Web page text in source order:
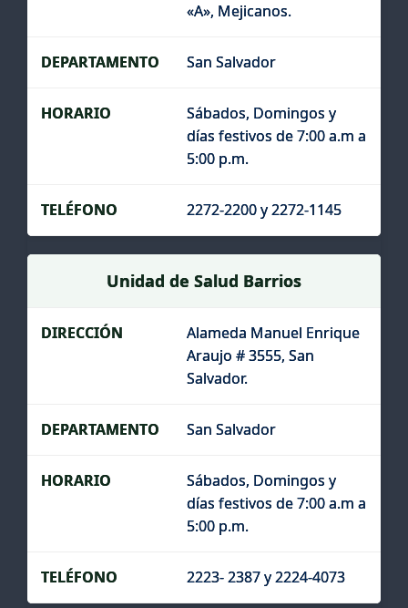
«A», Mejicanos.
San Salvador
Sábados, Domingos y
días festivos de 7:00 a.m a
5:00 p.m.
2272-2200 y 2272-1145
Unidad de Salud Barrios
Alameda Manuel Enrique
Araujo # 3555, San
Salvador.
San Salvador
Sábados, Domingos y
días festivos de 7:00 a.m a
5:00 p.m.
2223- 2387 y 2224-4073